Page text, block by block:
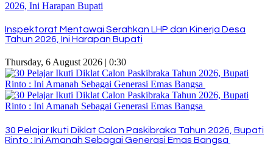
Inspektorat Mentawai Serahkan LHP dan Kinerja Desa
Tahun 2026, Ini Harapan Bupati
Thursday, 6 August 2026 | 0:30
30 Pelajar Ikuti Diklat Calon Paskibraka Tahun 2026, Bupati
Rinto : Ini Amanah Sebagai Generasi Emas Bangsa